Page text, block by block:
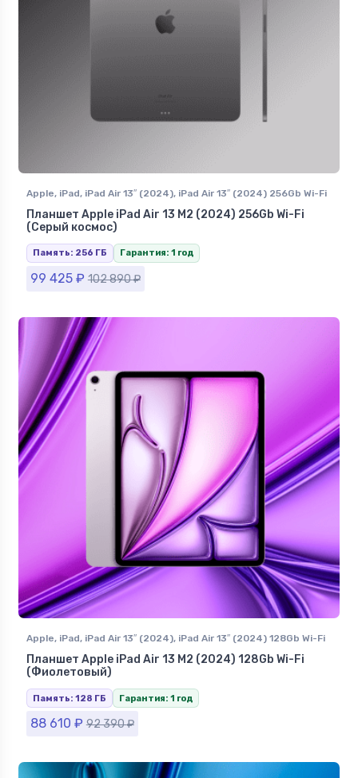
Apple, iPad, iPad Air 13″ (2024), iPad Air 13″ (2024) 256Gb Wi-Fi
Планшет Apple iPad Air 13 M2 (2024) 256Gb Wi-Fi
(Серый космос)
Память: 256 ГБ Гарантия: 1 год
99 425 ₽ 102 890₽
Apple, iPad, iPad Air 13″ (2024), iPad Air 13″ (2024) 128Gb Wi-Fi
Планшет Apple iPad Air 13 M2 (2024) 128Gb Wi-Fi
(Фиолетовый)
Память: 128 ГБ Гарантия: 1 год
88 610 ₽ 92 390₽